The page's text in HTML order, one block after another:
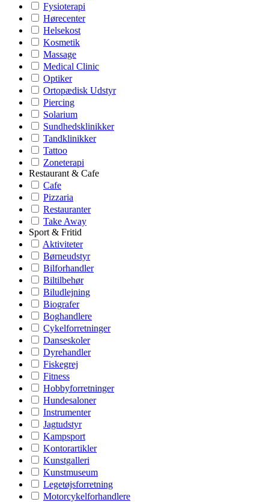
Fysioterapi
Hørecenter
Helsekost
Kosmetik
Massage
Medical Clinic
Optiker
Ortopædisk Udstyr
Piercing
Solarium
Sundhedsklinikker
Tandklinikker
Tattoo
Zoneterapi
Restaurant & Cafe
Cafe
Pizzaria
Restauranter
Take Away
Sport & Fritid
Aktiviteter
Børneudstyr
Bilforhandler
Biltilbehør
Biludlejning
Biografer
Boghandlere
Cykelforretninger
Danseskoler
Dyrehandler
Fiskegrej
Fitness
Hobbyforretninger
Hundesaloner
Instrumenter
Jagtudstyr
Kampsport
Kontorartikler
Kunstgalleri
Kunstmuseum
Legetøjsforretning
Motorcykelforhandlere